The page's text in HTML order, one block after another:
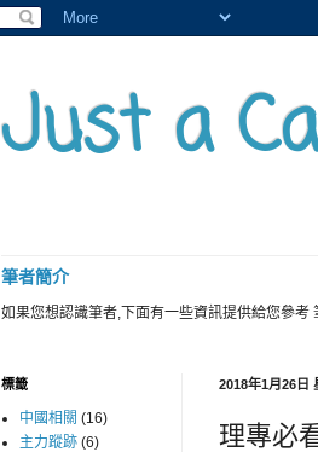
Just a
筆者簡介
如果您想認識筆者,下面有一些資訊提供給您參
2018年1月26日
理專必
標籤
中國相關 (16)
主力蹤跡 (6)